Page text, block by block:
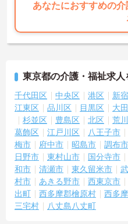
あなたにおすすめの
東京都の介護・福祉求
千代田区 中央区 港区 新
江東区
品川区 目黒区 大
杉並区
豊島区 北区 荒
葛飾区
江戸川区 八王子市
梅市
府中市 昭島市 調布市
日野市
東村山市 国分寺市
和市
清瀬市 東久留米市
村市
あきる野市 西東京市
出町
西多摩郡檜原村 西多
三宅村
八丈島八丈町